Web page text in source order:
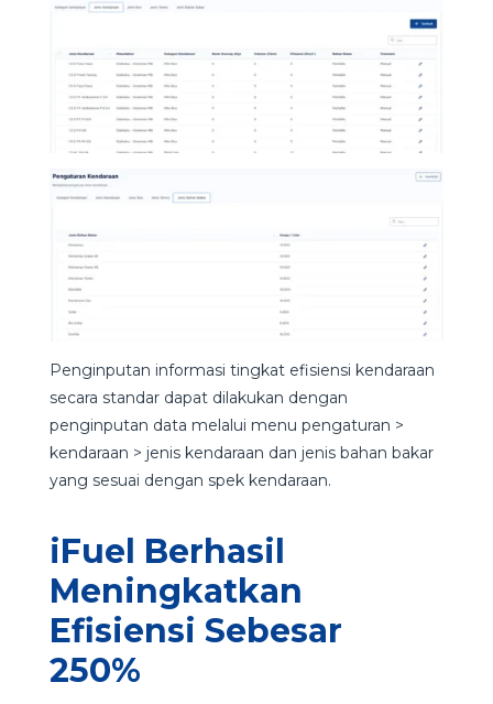
Penginputan informasi tingkat efisiensi kendaraan
secara standar dapat dilakukan dengan
penginputan data melalui menu pengaturan >
kendaraan > jenis kendaraan dan jenis bahan bakar
yang sesuai dengan spek kendaraan.
iFuel Berhasil
Meningkatkan
Efisiensi Sebesar
250%